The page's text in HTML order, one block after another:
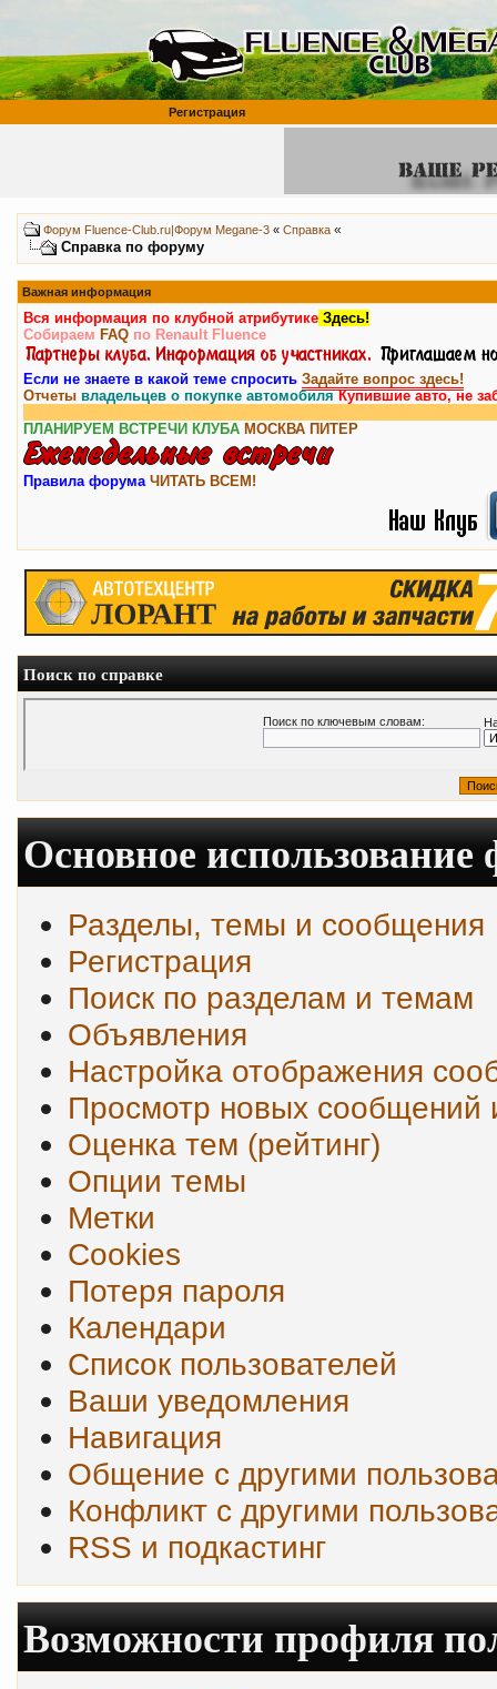
Регистрация
Форум Fluence-Club.ru|Форум Megane-3 « Справка «
Справка по форуму
Важная информация
Вся информация по клубной атрибутике Здесь!
Собираем FAQ по Renault Fluence
Если не знаете в какой теме спросить Задайте вопрос здесь!
Отчеты владельцев о покупке автомобиляКупившие авто, не
ПЛАНИРУЕМ ВСТРЕЧИ КЛУБА МОСКВА ПИТЕР
Правила форума ЧИТАТЬ ВСЕМ!
Поиск по справке
Поиск по ключевым словам:
Основное использование
Разделы, темы и сообщения
Регистрация
Поиск по разделам и темам
Объявления
Настройка отображения
Просмотр новых сообщений
Оценка тем (рейтинг)
Опции темы
Метки
Cookies
Потеря пароля
Календари
Список пользователей
Ваши уведомления
Навигация
Общение с другими
Конфликт с другими
RSS и подкастинг
Возможности профиля